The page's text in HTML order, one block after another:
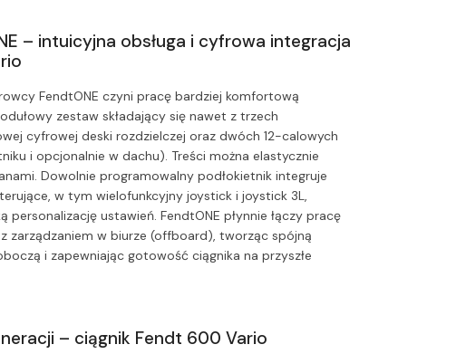
– intuicyjna obsługa i cyfrowa integracja
FendtONE czyni pracę bardziej komfortową
zestaw składający się nawet z trzech
cyfrowej deski rozdzielczej oraz dwóch 12-calowych
i opcjonalnie w dachu). Treści można elastycznie
Dowolnie programowalny podłokietnik integruje
w tym wielofunkcyjny joystick i joystick 3L,
personalizację ustawień. FendtONE płynnie łączy pracę
zarządzaniem w biurze (offboard), tworząc spójną
i zapewniając gotowość ciągnika na przyszłe
– ciągnik Fendt 600 Vario